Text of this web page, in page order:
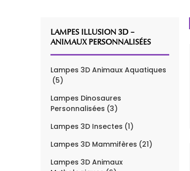
LAMPES ILLUSION 3D –
ANIMAUX PERSONNALISÉES
Lampes 3D Animaux Aquatiques
5
Lampes Dinosaures
Personnalisées 3
Lampes 3D Insectes 1
Lampes 3D Mammifères 21
Lampes 3D Animaux